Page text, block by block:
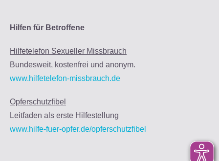
Hilfen für Betroffene
Hilfetelefon Sexueller Missbrauch
Bundesweit, kostenfrei und anonym.
www.hilfetelefon-missbrauch.de
Opferschutzfibel
Leitfaden als erste Hilfestellung
www.hilfe-fuer-opfer.de/opferschutzfibel